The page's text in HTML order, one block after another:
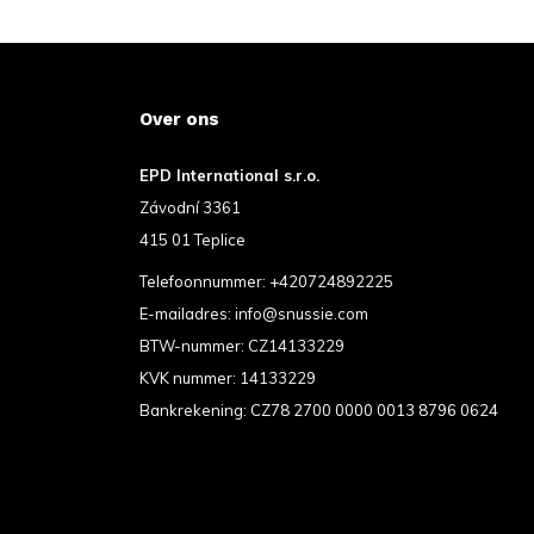
Over ons
EPD International s.r.o.
Závodní 3361
415 01 Teplice
Telefoonnummer: +420724892225
E-mailadres: info@snussie.com
BTW-nummer: CZ14133229
KVK nummer: 14133229
Bankrekening: CZ78 2700 0000 0013 8796 0624